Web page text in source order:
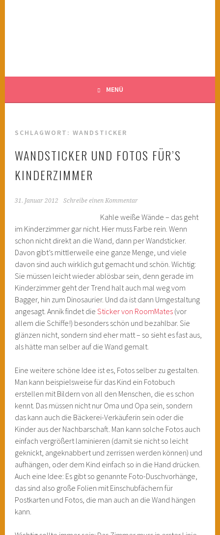
MENÜ
SCHLAGWORT:WANDSTICKER
WANDSTICKER UND FOTOS FÜR’S
KINDERZIMMER
31. Januar 2012 Schreibe einen Kommentar
Kahle weiße Wände – das geht
im Kinderzimmer gar nicht. Hier muss Farbe rein. Wenn
schon nicht direkt an die Wand, dann per Wandsticker.
Davon gibt’s mittlerweile eine ganze Menge, und viele
davon sind auch wirklich gut gemacht und schön. Wichtig:
Sie müssen leicht wieder ablösbar sein, denn gerade im
Kinderzimmer geht der Trend halt auch mal weg vom
Bagger, hin zum Dinosaurier. Und da ist dann Umgestaltung
angesagt. Annik findet dieSticker von RoomMates (vor
allem die Schiffe!) besonders schön und bezahlbar. Sie
glänzen nicht, sondern sind eher matt – so sieht es fast aus,
als hätte man selber auf die Wand gemalt.
Eine weitere schöne Idee ist es, Fotos selber zu gestalten.
Man kann beispielsweise für das Kind ein Fotobuch
erstellen mit Bildern von all den Menschen, die es schon
kennt. Das müssen nicht nur Oma und Opa sein, sondern
das kann auch die Bäckerei-Verkäuferin sein oder die
Kinder aus der Nachbarschaft. Man kann solche Fotos auch
einfach vergrößert laminieren (damit sie nicht so leicht
geknickt, angeknabbert und zerrissen werden können) und
aufhängen, oder dem Kind einfach so in die Hand drücken.
Auch eine Idee: Es gibt so genannte Foto-Duschvorhänge,
das sind also große Folien mit Einschubfächern für
Postkarten und Fotos, die man auch an die Wand hängen
kann.